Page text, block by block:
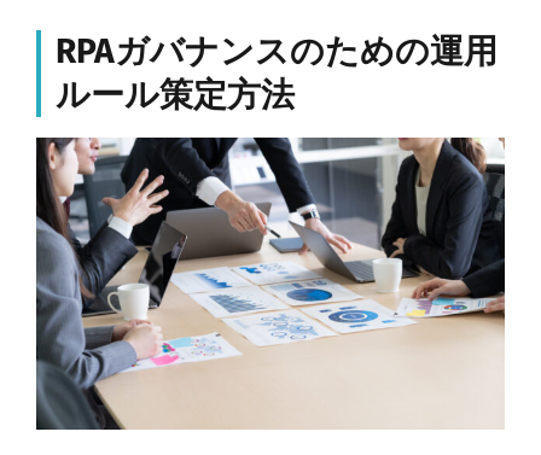
RPAガバナンスのための運用
ルール策定方法